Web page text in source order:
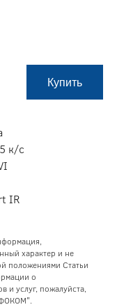
Купить
к/c
IR
характер и не
положениями Статьи
о
и услуг, пожалуйста,